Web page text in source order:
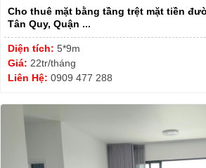
Cho thuê mặt bằng tầng trệt mặt tiền
Tân Quy, Quận ...
Diện tích: 5*9m
Giá: 22tr/tháng
Liên Hệ: 0909 477 288